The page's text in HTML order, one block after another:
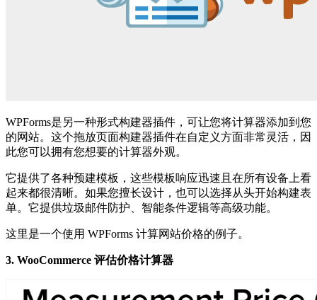
WPForms是另一种形式构建器插件，可让您将计算器添加到您
的网站。这个拖放页面构建器插件在自定义方面非常灵活，因
此您可以拥有您想要的计算器外观。
它提供了各种预建模板，这些模板响应迅速且在所有设备上看
起来都很清晰。如果您擅长设计，也可以选择从头开始构建表
单。它提供垃圾邮件防护、智能条件逻辑等高级功能。
这里是一个使用 WPForms 计算网站价格的例子。
3. WooCommerce 评估价格计算器